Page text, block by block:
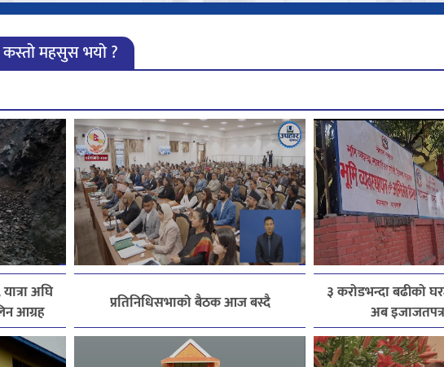
कस्तो महसुस भयो ?
अघि
आग्रह
प्रतिनिधिसभाको बैठक आज बस्दै
३ करोडभन्दा बढीको
अब